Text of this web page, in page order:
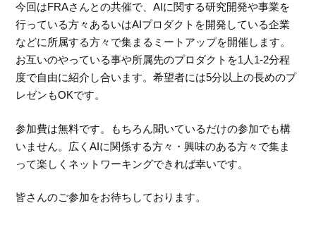
今回はFRAさんとの共催で、AIに関する研究開発や事業を
行っている方々あるいはAIプロダクトを開発している企業
などに所属する方々で集まるミートアップを開催します。
お互いのやっている事や所属先のプロダクトを1人1-2分程
度で自由に紹介し合います。希望者には5分以上の長めのプ
レゼンもOKです。
参加費は無料です。もちろん聞いているだけの参加でも構
いません。広くAIに関係する方々・興味のある方々で集ま
って楽しくネットワーキングできれば幸いです。
皆さんのご参加をお待ちしております。